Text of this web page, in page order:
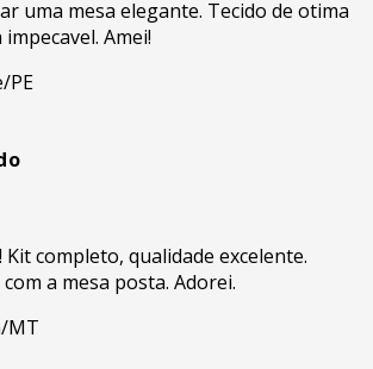
uma mesa elegante. Tecido de otima
Amei!
PE
completo, qualidade excelente.
a mesa posta. Adorei.
MT